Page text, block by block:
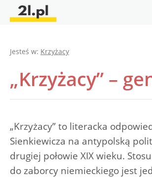
Jesteś w: Krzyżacy
„Krzyżacy” –
„Krzyżacy” to literacka
Sienkiewicza na antypolską
drugiej połowie XIX wieku.
do zaborcy niemieckiego jest